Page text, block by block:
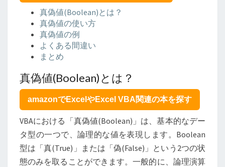
値
真偽値(Boolean)とは？
真偽値の使い方
真偽値の例
よくある間違い
まとめ
真偽値(Boolean)とは？
amazonでExcelやExcel VBA関連の本を探す
VBAにおける「真偽値(Boolean)」は、基本的なデー
タ型の一つで、論理的な値を表現します。Boolean
型は「真(True)」または「偽(False)」という2つの状
態のみを取ることができます。一般的に、論理演算